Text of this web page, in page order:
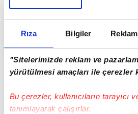
Rıza Bilgiler
"Sitelerimizde reklam ve
yürütülmesi amaçları ile çerezler
Bu çerezler, kullanıcıların tarayıcı
tanımlayarak çalışırlar.